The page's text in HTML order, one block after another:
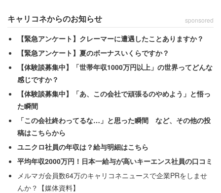
キャリコネからのお知らせ sponsored
【緊急アンケート】クレーマーに遭遇したことありますか？
【緊急アンケート】夏のボーナスいくらですか？
【体験談募集中】「世帯年収1000万円以上」の世界ってどんな
感じですか？
【体験談募集中】「あ、この会社で頑張るのやめよう」と悟っ
た瞬間
「この会社終わってるな…」と思った瞬間 など、その他の投
稿はこちらから
ユニクロ社員の年収は？給与明細はこちら
平均年収2000万円！日本一給与が高いキーエンス社員の口コミ
メルマガ会員数64万のキャリコネニュースで企業PRをしませ
んか？【媒体資料】